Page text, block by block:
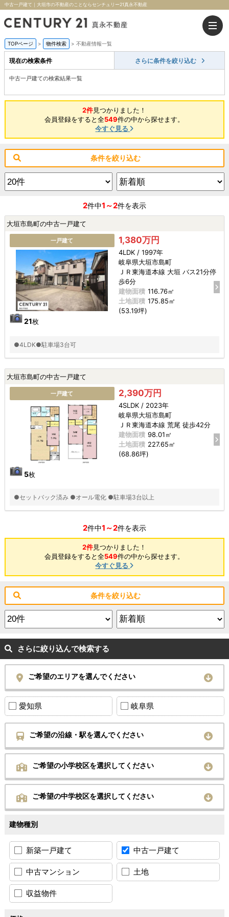
中古一戸建て｜大垣市の不動産のことならセンチュリー21真永不動産
TOPページ > 物件検索 > 不動産情報一覧
現在の検索条件 さらに条件を絞り込む
中古一戸建ての検索結果一覧
2件見つかりました！
会員登録をすると全549件の中から探せます。
今すぐ見る
条件を絞り込む
2件中1～2件を表示
大垣市島町の中古一戸建て
一戸建て
21枚
1,380万円
4LDK / 1997年
岐阜県大垣市島町
ＪＲ東海道本線 大垣 バス21分停
歩6分
建物面積 116.76㎡
土地面積 175.85㎡
(53.19坪)
●4LDK●駐車場3台可
大垣市島町の中古一戸建て
一戸建て
5枚
2,390万円
4SLDK / 2023年
岐阜県大垣市島町
ＪＲ東海道本線 荒尾 徒歩42分
建物面積 98.01㎡
土地面積 227.65㎡
(68.86坪)
●セットバック済み ●オール電化 ●駐車場3台以上
2件中1～2件を表示
2件見つかりました！
会員登録をすると全549件の中から探せます。
今すぐ見る
条件を絞り込む
さらに絞り込んで検索する
ご希望のエリアを選んでください
愛知県 岐阜県
ご希望の沿線・駅を選んでください
ご希望の小学校区を選択してください
ご希望の中学校区を選択してください
建物種別
新築一戸建て 中古一戸建て
中古マンション 土地
収益物件